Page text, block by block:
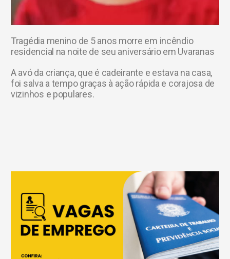
Tragédia menino de 5 anos morre em incêndio
residencial na noite de seu aniversário em Uvaranas
A avó da criança, que é cadeirante e estava na casa,
foi salva a tempo graças à ação rápida e corajosa de
vizinhos e populares.